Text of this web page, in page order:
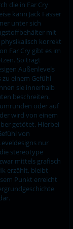
die in Far Cry
kann Jack Fässer
unter sich
mit
korrekt
Far Cry gibt es im
So trägt
Außenlevels
einem Gefühl
sie innerhalb
beschreiten.
oder auf
wird von einem
getötet. Hierbei
von
nur
stereotype
mittels grafisch
erzählt, bleibt
Punkt erreicht